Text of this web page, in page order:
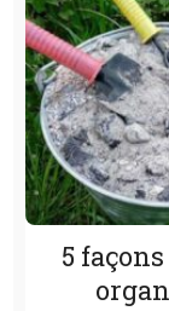
5